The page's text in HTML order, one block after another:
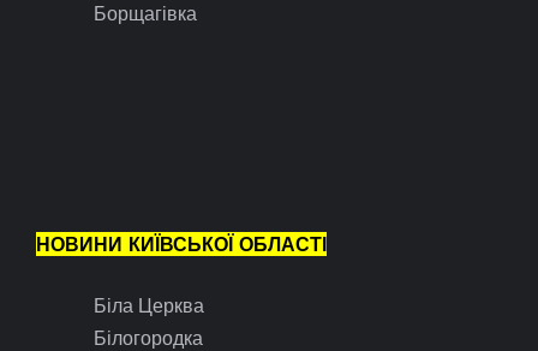
Борщагівка
НОВИНИ КИЇВСЬКОЇ ОБЛАСТІ
Біла Церква
Білогородка